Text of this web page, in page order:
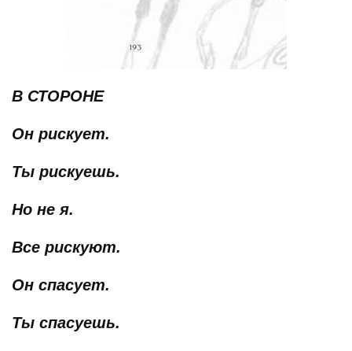
В СТОРОНЕ
Он рискует.
Ты рискуешь.
Но не я.
Все рискуют.
Он спасует.
Ты спасуешь.